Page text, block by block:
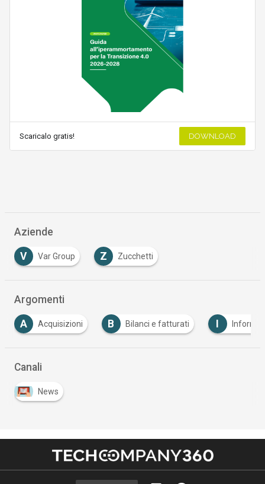
Scaricalo gratis! DOWNLOAD
Aziende
V Var Group Z Zucchetti
Argomenti
A Acquisizioni B Bilanci e fatturati
Canali
News